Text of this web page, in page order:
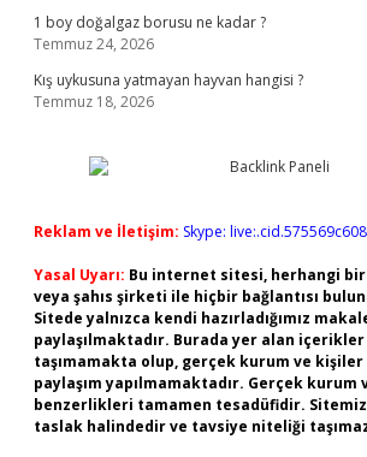
1 boy doğalgaz borusu ne kadar ?
Temmuz 24, 2026
Kış uykusuna yatmayan hayvan hangisi ?
Temmuz 18, 2026
Reklam ve İletişim: Skype:
Yasal Uyarı: Bu internet sitesi, herhangi
veya şahıs şirketi ile hiçbir bağlantısı
Sitede yalnızca kendi hazırladığımız
paylaşılmaktadır. Burada yer alan
taşımamakta olup, gerçek kurum ve kişiler
paylaşım yapılmamaktadır. Gerçek
benzerlikleri tamamen tesadüfidir.
taslak halindedir ve tavsiye niteliği